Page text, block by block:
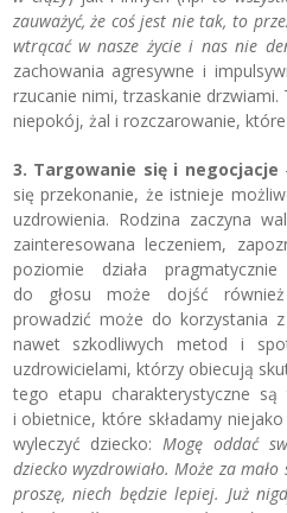
zauważyć, że coś jest nie tak, to
wtrącać w nasze życie i nas nie
zachowania agresywne i
rzucanie nimi, trzaskanie
niepokój, żal i rozczarowanie,
3. Targowanie się i negocjacje
się przekonanie, że istnieje
uzdrowienia. Rodzina zaczyna
zainteresowana leczeniem,
poziomie działa
do głosu może dojść
prowadzić może do korzystania
nawet szkodliwych metod i
uzdrowicielami, którzy obiecują
tego etapu charakterystyczne
i obietnice, które składamy
wyleczyć dziecko: Mogę oddać
dziecko wyzdrowiało. Może za
proszę, niech będzie lepiej. Już